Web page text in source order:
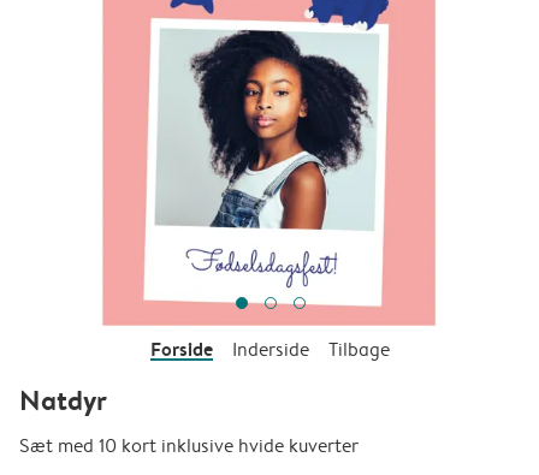
Forside Inderside Tilbage
Natdyr
Sæt med 10 kort inklusive hvide kuverter